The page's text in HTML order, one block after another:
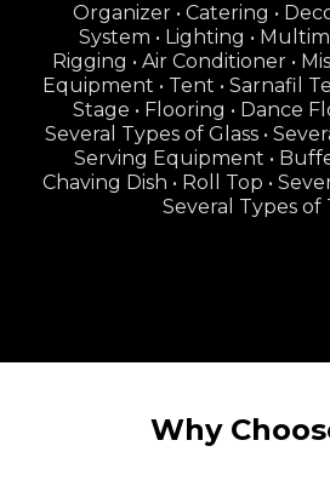
Organizer • Catering •
System • Lighting •
Rigging • Air Conditioner •
Equipment • Tent • Sarnafil
Stage • Flooring • Dance
Several Types of Glass •
Serving Equipment •
Chaving Dish • Roll Top •
Several Types of
Why